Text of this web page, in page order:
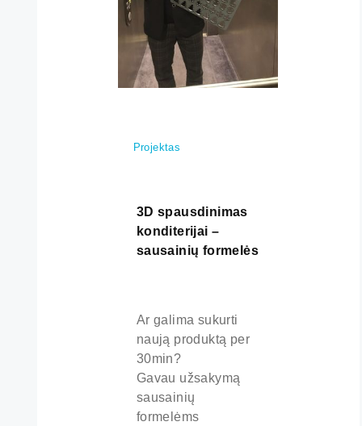
Projektas
3D spausdinimas
konditerijai –
sausainių formelės
Ar galima sukurti
naują produktą per
30min?
Gavau užsakymą
sausainių
formelėms